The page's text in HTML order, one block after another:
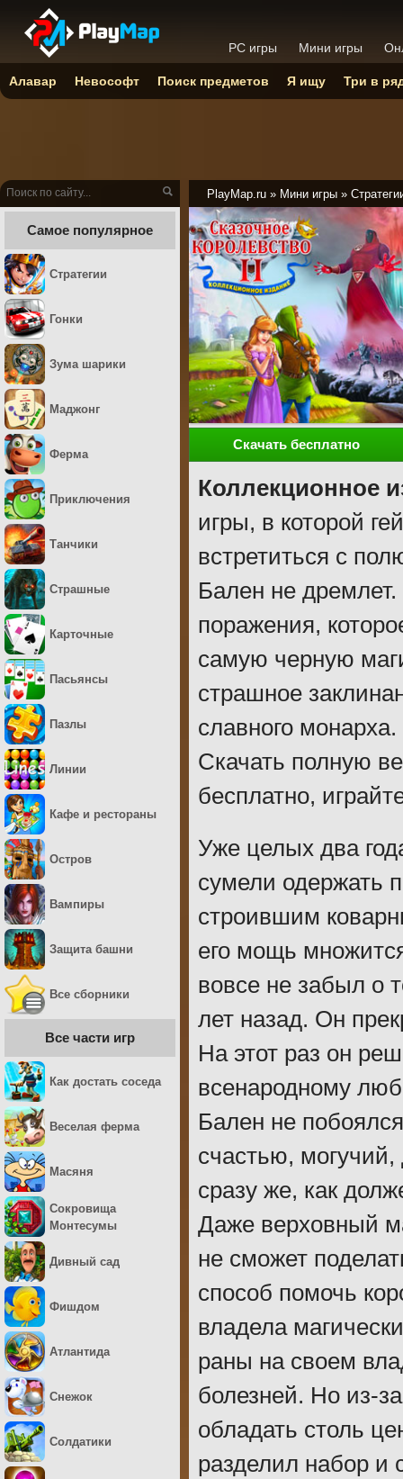
PlayMap.ru » Мини игры »
Скачать бесплатно
Коллекционное
игры, в которой
встретиться с
Бален не
поражения,
самую черную
страшное
славного
Скачать полную
бесплатно,
Уже целых два
сумели одержать
строившим
его мощь
вовсе не забыл о
лет назад. Он
На этот раз он
всенародному
Бален не
счастью,
сразу же, как
Даже верховный
не сможет
способ помочь
владела
раны на своем
болезней. Но из-
обладать столь
разделил набор и
Самое популярное
Стратегии
Гонки
Зума шарики
Маджонг
Ферма
Приключения
Танчики
Страшные
Карточные
Пасьянсы
Пазлы
Линии
Кафе и рестораны
Остров
Вампиры
Защита башни
Все сборники
Все части игр
Как достать соседа
Веселая ферма
Масяня
Сокровища
Монтесумы
Дивный сад
Фишдом
Атлантида
Снежок
Солдатики
PC игры Мини игры
Алавар Невософт Поиск предметов Я ищу Три в